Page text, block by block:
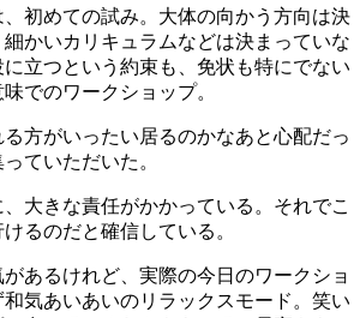
初めての試み。大体の向かう方向は決
かいカリキュラムなどは決まっていな
立つという約束も、免状も特にでない
でのワークショップ。
方がいったい居るのかなあと心配だっ
ていただいた。
大きな責任がかかっている。それでこ
るのだと確信している。
あるけれど、実際の今日のワークショ
気あいあいのリラックスモード。笑い